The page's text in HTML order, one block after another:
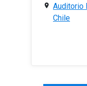
Auditorio
Chile